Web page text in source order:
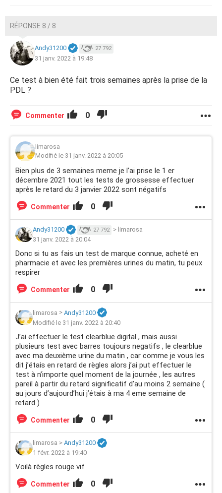
RÉPONSE 8 / 8
Andy31200 27 792
31 janv. 2022 à 19:48
Ce test à bien été fait trois semaines après la prise de la
PDL ?
Commenter 0
limarosa
Modifié le 31 janv. 2022 à 20:05
Bien plus de 3 semaines meme je l’ai prise le 1 er
décembre 2021 tout les tests de grossesse effectuer
après le retard du 3 janvier 2022 sont négatifs
Commenter 0
Andy31200 27 792 > limarosa
31 janv. 2022 à 20:04
Donc si tu as fais un test de marque connue, acheté en
pharmacie et avec les premières urines du matin, tu peux
respirer
Commenter 0
limarosa > Andy31200
Modifié le 31 janv. 2022 à 20:40
J’ai effectuer le test clearblue digital , mais aussi
plusieurs test avec barres toujours negatifs , le clearblue
avec ma deuxième urine du matin , car comme je vous les
dit j’étais en retard de règles alors j’ai put effectuer le
test à n’importe quel moment de la journée , les autres
pareil à partir du retard significatif d’au moins 2 semaine (
au jours d’aujourd’hui j’étais à ma 4 eme semaine de
retard )
Commenter 0
limarosa > Andy31200
1 févr. 2022 à 19:40
Voilà règles rouge vif
Commenter 0